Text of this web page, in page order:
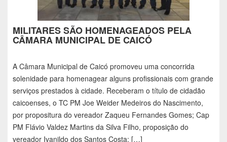
MILITARES SÃO HOMENAGEADOS PELA
CÂMARA MUNICIPAL DE CAICÓ
A Câmara Municipal de Caicó promoveu uma concorrida
solenidade para homenagear alguns profissionais com grande
serviços prestados à cidade. Receberam o título de cidadão
caicoenses, o TC PM Joe Weider Medeiros do Nascimento,
por propositura do vereador Zaqueu Fernandes Gomes; Cap
PM Flávio Valdez Martins da Silva Filho, proposição do
vereador Ivanildo dos Santos Costa; […]